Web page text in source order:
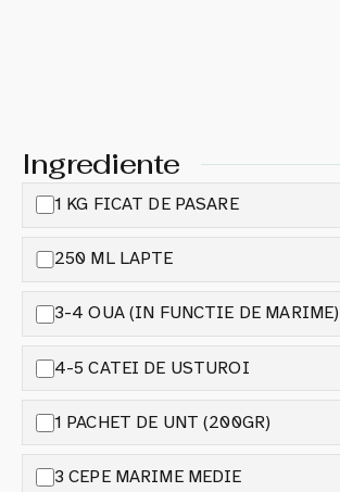
Ingrediente
1 KG FICAT DE PASARE
250 ML LAPTE
3-4 OUA (IN FUNCTIE DE MARIME)
4-5 CATEI DE USTUROI
1 PACHET DE UNT (200GR)
3 CEPE MARIME MEDIE